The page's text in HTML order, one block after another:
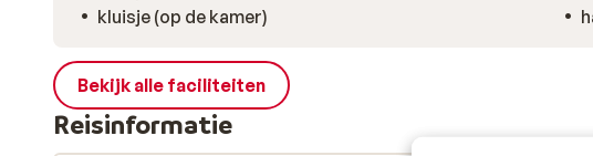
kluisje (op de kamer)
Bekijk alle faciliteiten
Reisinformatie